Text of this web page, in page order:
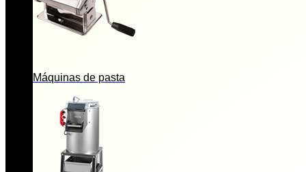
Máquinas de pasta